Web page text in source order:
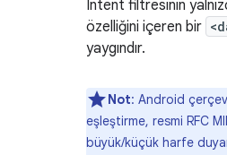
Intent filtresinin
özelliğini içeren bir
yaygındır.
Not: Android
eşleştirme, resmi RFC
büyük/küçük harfe